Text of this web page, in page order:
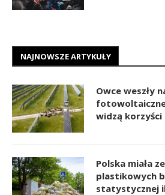
NAJNOWSZE ARTYKUŁY
Owce weszły
widzą korzyści
Polska miała
plastikowych
statystycznej